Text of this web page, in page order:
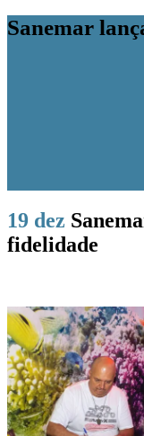
Sanemar
19 dez
fidelidade